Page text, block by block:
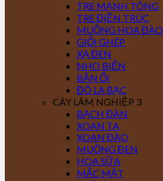
TRE MẠNH TÔNG
TRE ĐIỀN TRÚC
MUỒNG HOA ĐÀO
GIỔI GHÉP
XẠ ĐEN
NHO BIỂN
BẦN ỔI
ĐÔ LA BẠC
CÂY LÂM NGHIỆP 3
BẠCH ĐÀN
XOAN TA
XOAN ĐÀO
MUỒNG ĐEN
HOA SỮA
MẮC MẬT